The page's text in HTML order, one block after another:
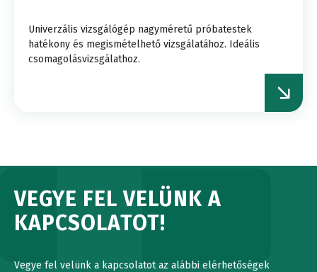
Univerzális vizsgálógép nagyméretű próbatestek
hatékony és megismételhető vizsgálatához. Ideális
csomagolásvizsgálathoz.
VEGYE FEL VELÜNK A
KAPCSOLATOT!
Vegye fel velünk a kapcsolatot az alábbi elérhetőségek